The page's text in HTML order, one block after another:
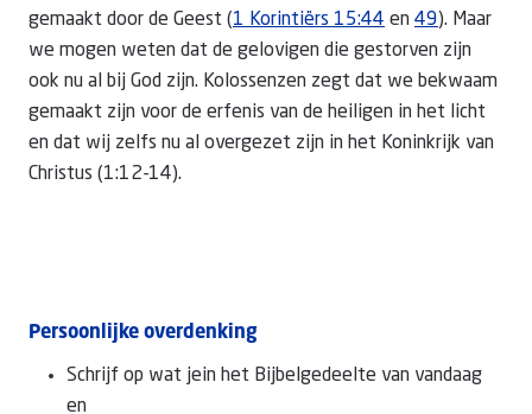
gemaakt door de Geest (1 Korintiërs 15:44 en 49). Maar
we mogen weten dat de gelovigen die gestorven zijn
ook nu al bij God zijn. Kolossenzen zegt dat we bekwaam
gemaakt zijn voor de erfenis van de heiligen in het licht
en dat wij zelfs nu al overgezet zijn in het Koninkrijk van
Christus (1:12-14).
Persoonlijke overdenking
Schrijf op wat jein het Bijbelgedeelte van vandaag
en